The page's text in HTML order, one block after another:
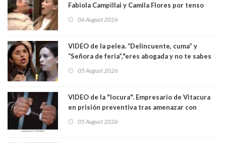
Fabiola Campillai y Camila Flores por tenso
06 August 2026
VIDEO de la pelea. “Delincuente, cuma” y
“Señora de feria”,"eres abogada y no te sabes
senadoras Camila Flores y Fabiola Campillai en
05 August 2026
VIDEO de la "locura". Empresario de Vitacura
en prisión preventiva tras amenazar con
Los persiguió en potente camioneta
05 August 2026